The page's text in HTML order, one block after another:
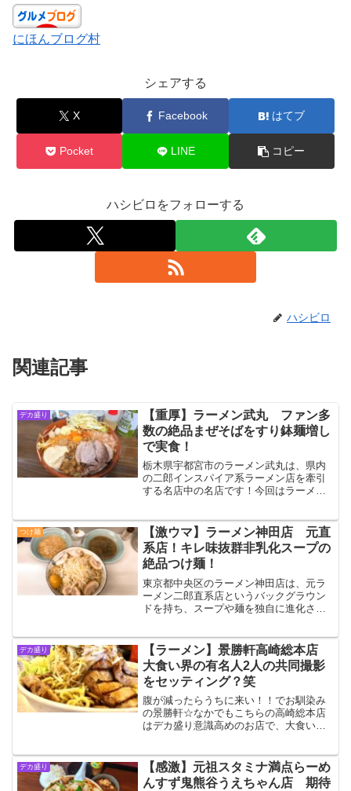
にほんブログ村
シェアする
X Facebook はてブ
Pocket LINE コピー
ハシビロをフォローする
ハシビロ
関連記事
デカ盛り
【重厚】ラーメン武丸 ファン多
数の絶品まぜそばをすり鉢麺増し
で実食！
栃木県宇都宮市のラーメン武丸は、県内
の二郎インスパイア系ラーメン店を牽引
する名店中の名店です！今回はラーメン
ンクなパワーを、すり鉢にたっぷりの麺
増しで頂いてきました！
つけ麺
【激ウマ】ラーメン神田店 元直
系店！キレ味抜群非乳化スープの
絶品つけ麺！
東京都中央区のラーメン神田店は、元ラ
ーメン二郎直系店というバックグラウン
ドを持ち、スープや麺を独自に進化させ
ニューの麺増し対応でお腹いっぱい堪能
してきました☆
デカ盛り
【ラーメン】景勝軒高崎総本店
大食い界の有名人2人の共同撮影
をセッティング？笑
腹が減ったらうちに来い！！でお馴染み
の景勝軒☆なかでもこちらの高崎総本店
はデカ盛り意識高めのお店で、大食い
もセッティングすることになったお話！
笑
デカ盛り
【感激】元祖スタミナ満点らーめ
んすず鬼熊谷うえちゃん店 期待